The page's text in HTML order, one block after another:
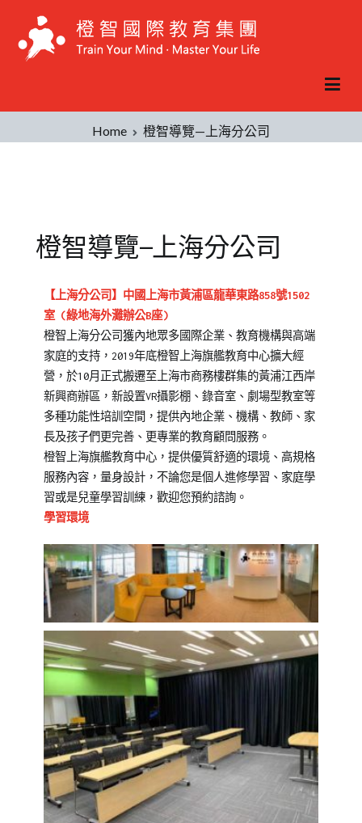
Home 橙智導覽—上海分公司
橙智導覽—上海分公司
【上海分公司】中國上海市黃浦區龍華東路858號1502
室 (綠地海外灘辦公B座)
橙智上海分公司獲內地眾多國際企業、教育機構與高端
家庭的支持，2019年底橙智上海旗艦教育中心擴大經
營，於10月正式搬遷至上海市商務樓群集的黃浦江西岸
新興商辦區，新設置VR攝影棚、錄音室、劇場型教室等
多種功能性培訓空間，提供內地企業、機構、教師、家
長及孩子們更完善、更專業的教育顧問服務。
橙智上海旗艦教育中心，提供優質舒適的環境、高規格
服務內容，量身設計，不論您是個人進修學習、家庭學
習或是兒童學習訓練，歡迎您預約諮詢。
學習環境